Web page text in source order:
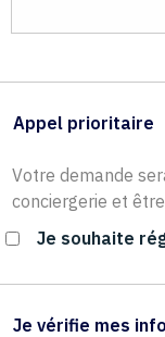
Appel prioritaire
Votre demande
conciergerie et
Je souhaite
Je vérifie mes